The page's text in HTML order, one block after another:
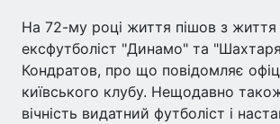
На 72-му році життя пішов з життя
ексфутболіст "Динамо" та
Кондратов, про що повідомляє
київського клубу. Нещодавно
вічність видатний футболіст і